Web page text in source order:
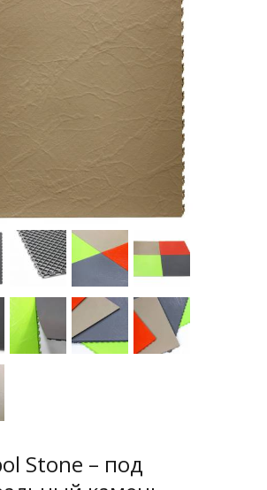
Stone – под